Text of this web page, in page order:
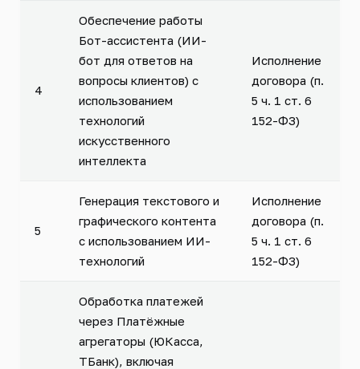
4
Обеспечение работы
Бот-ассистента (ИИ-
бот для ответов на
вопросы клиентов) с
использованием
технологий
искусственного
интеллекта
Исполнение
договора (п.
5 ч. 1 ст. 6
152-ФЗ)
5
Генерация текстового и
графического контента
с использованием ИИ-
технологий
Исполнение
договора (п.
5 ч. 1 ст. 6
152-ФЗ)
Обработка платежей
через Платёжные
агрегаторы (ЮКасса,
ТБанк), включая